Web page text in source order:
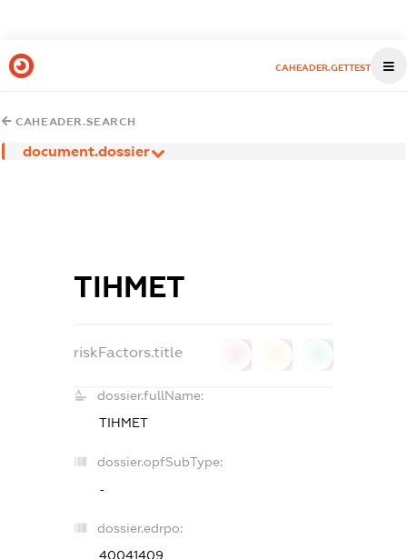
CAHEADER.GETTEST
CAHEADER.SEARCH
document.dossier
ТІНМЕТ
riskFactors.title
dossier.fullName:
ТІНМЕТ
dossier.opfSubType:
-
dossier.edrpo:
40041409